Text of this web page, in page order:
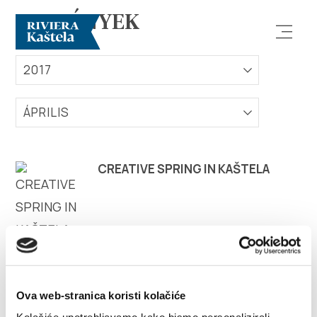
Ova web-stranica koristi kolačiće
Vizsgálja meg
Rendeltetési hely
Mit kell tenni?
ESEMÉNYEK
2017
ÁPRILIS
CREATIVE SPRING IN KAŠTELA